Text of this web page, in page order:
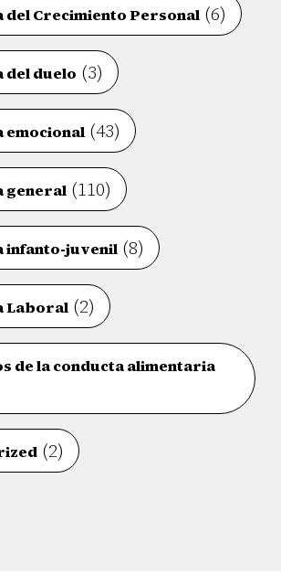
del Crecimiento Personal (6)
del duelo (3)
emocional (43)
general (110)
infanto-juvenil (8)
Laboral (2)
de la conducta alimentaria
(2)